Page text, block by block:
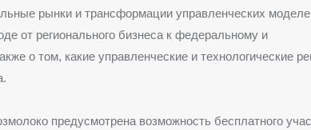
рынки и трансформации управленческих
от регионального бизнеса к федеральному и
о том, какие управленческие и технологические
предусмотрена возможность бесплатного